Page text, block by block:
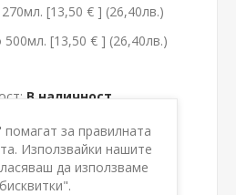
[13,50 € ] (26,40лв.)
[13,50 € ] (26,40лв.)
В наличност
КУПИ
помагат за правилната
Използвайки нашите
да използваме